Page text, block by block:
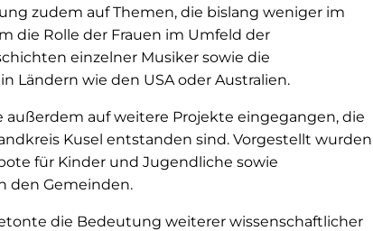
zudem auf Themen, die bislang weniger im
die Rolle der Frauen im Umfeld der
einzelner Musiker sowie die
Ländern wie den USA oder Australien.
auf weitere Projekte eingegangen, die
Kusel entstanden sind. Vorgestellt wurden
für Kinder und Jugendliche sowie
den Gemeinden.
die Bedeutung weiterer wissenschaftlicher